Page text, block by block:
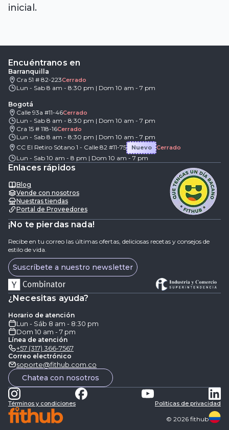
inicial.
Encuéntranos en
Barranquilla
Cra 51 # 82-223Cerrado
Lun - Sab 8 am - 8:30 pm | Dom 10 am - 7 pm
Bogotá
Calle 93a #11-46Cerrado
Lun - Sab 8 am - 8:30 pm | Dom 10 am - 7 pm
Cra 15 # 118-16Cerrado
Lun - Sab 8 am - 8:30 pm | Dom 10 am - 7 pm
CC El Retiro Sótano 1 - Calle 82 #11-75
Nuevo Cerrado
Lun - Sab 10 am - 8 pm | Dom 10 am - 7 pm
Enlaces rápidos
Blog
Vende con nosotros
Nuestras tiendas
Portal de Proveedores
¡No te pierdas nada!
Recibe en tu correo las últimas ofertas, deliciosas recetas y consejos de
estilo de vida.
Suscríbete a nuestro newsletter
¿Necesitas ayuda?
Horario de atención
Lun - Sáb 8 am - 8:30 pm
Dom 10 am - 7 pm
Línea de atención
+57 (317) 366-7567
Correo electrónico
soporte@fithub.com.co
Chatea con nosotros
Términos y condiciones Politicas de privacidad
© 2026 fithub